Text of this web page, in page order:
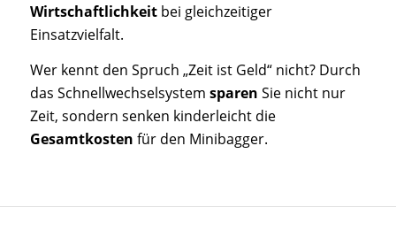
Wirtschaftlichkeitbei gleichzeitiger
Einsatzvielfalt.
Wer kennt den Spruch „Zeit ist Geld“ nicht? Durch
das Schnellwechselsystem sparen Sie nicht nur
Zeit, sondern senken kinderleicht die
Gesamtkosten für den Minibagger.